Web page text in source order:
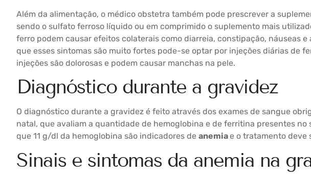
Além da alimentação, o médico obstetra também pode prescrever a
sendo o sulfato ferroso líquido ou em comprimido o suplemento mais
ferro podem causar efeitos colaterais como diarreia, constipação, náuseas e
que esses sintomas são muito fortes pode-se optar por injeções diárias de
injeções são dolorosas e podem causar manchas na pele.
Diagnóstico durante a gravidez
O diagnóstico durante a gravidez é feito através dos exames de sangue
natal, que avaliam a quantidade de hemoglobina e de ferritina presentes no
que 11 g/dl da hemoglobina são indicadores de anemiae o tratamento deve
Sinais e sintomas da anemia na